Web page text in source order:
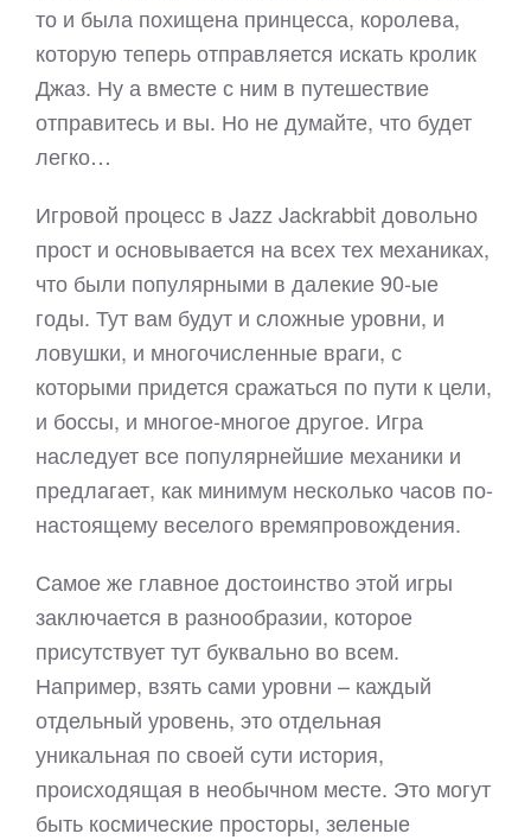
то и была похищена принцесса, королева,
которую теперь отправляется искать кролик
Джаз. Ну а вместе с ним в путешествие
отправитесь и вы. Но не думайте, что будет
легко…
Игровой процесс в Jazz Jackrabbit довольно
прост и основывается на всех тех механиках,
что были популярными в далекие 90-ые
годы. Тут вам будут и сложные уровни, и
ловушки, и многочисленные враги, с
которыми придется сражаться по пути к цели,
и боссы, и многое-многое другое. Игра
наследует все популярнейшие механики и
предлагает, как минимум несколько часов по-
настоящему веселого времяпровождения.
Самое же главное достоинство этой игры
заключается в разнообразии, которое
присутствует тут буквально во всем.
Например, взять сами уровни – каждый
отдельный уровень, это отдельная
уникальная по своей сути история,
происходящая в необычном месте. Это могут
быть космические просторы, зеленые